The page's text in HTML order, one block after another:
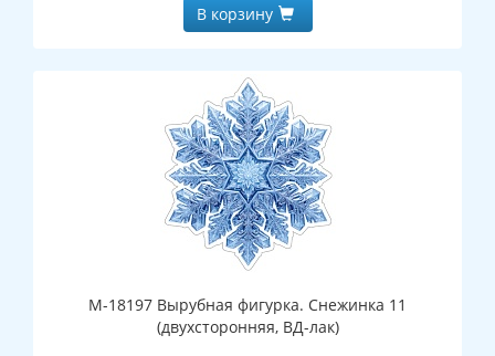
В корзину
М-18197 Вырубная фигурка. Снежинка 11
(двухсторонняя, ВД-лак)